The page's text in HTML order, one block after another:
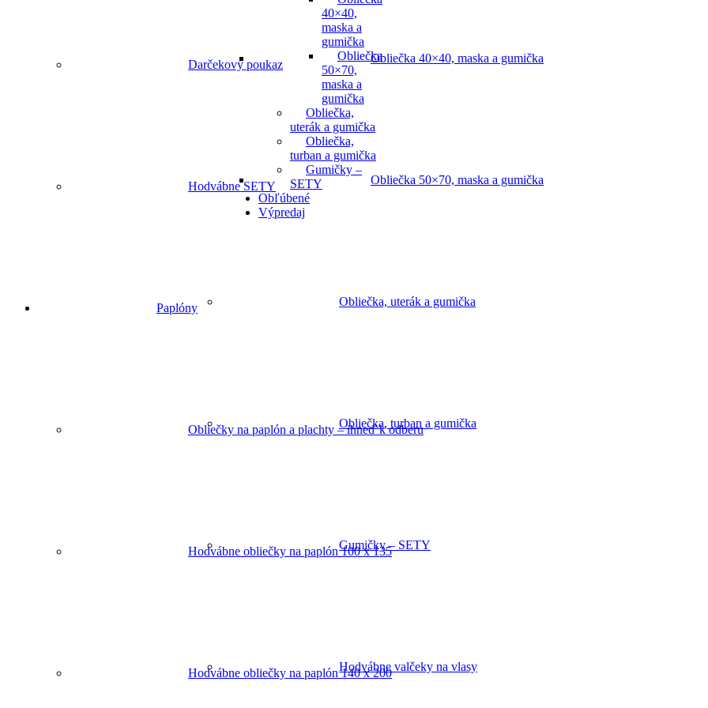
Obliečka 40×40, maska a gumička
Obliečka 50×70, maska a gumička
Obliečka, uterák a gumička
Obliečka, turban a gumička
Gumičky – SETY
Hodvábne valčeky na vlasy
40×40,
maska a
gumička
Obliečka
50×70,
maska a
gumička
Obliečka,
uterák a gumička
Obliečka,
turban a gumička
Gumičky –
SETY
Obľúbené
Výpredaj
Darčekový poukaz
Hodvábne SETY
Paplóny
Obliečky na paplón a plachty – ihneď k odberu
Hodvábne obliečky na paplón 100 x 135
Hodvábne obliečky na paplón 140 x 200